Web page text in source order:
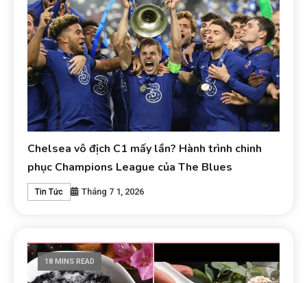
Chelsea vô địch C1 mấy lần? Hành trình chinh
phục Champions League của The Blues
Tin Tức Tháng 7 1, 2026
18 MINS READ